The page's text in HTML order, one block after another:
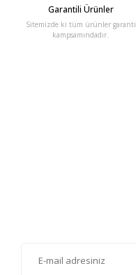
Garantili Ürünler
Sitemizde ki tüm ürünler garanti
kampsamındadır.